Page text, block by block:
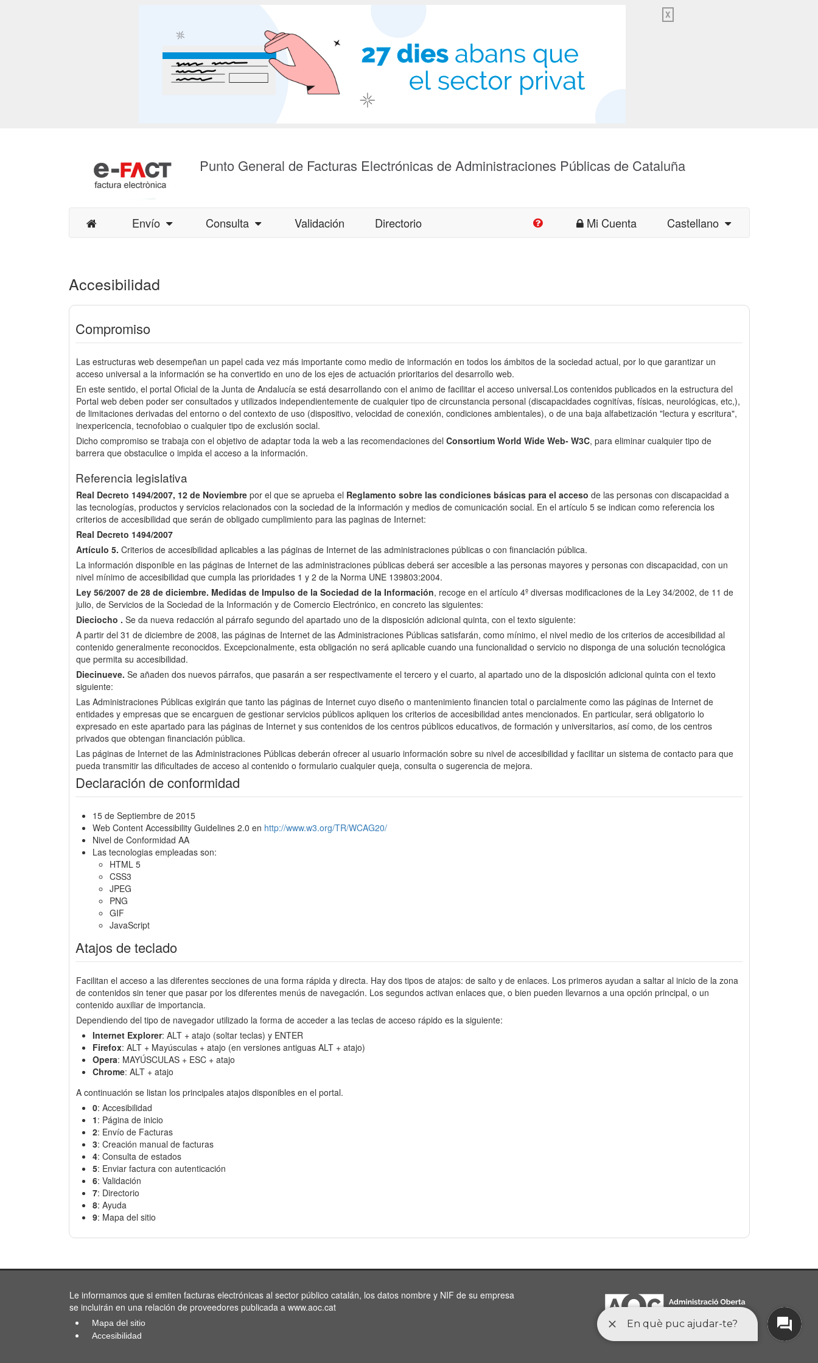
X
Punto General de Facturas Electrónicas de Administraciones Públicas de Cataluña
Envío Consulta Validación Directorio Mi Cuenta Castellano
Accesibilidad
Compromiso
Las estructuras web desempeñan un papel cada vez más importante como medio de información en todos los ámbitos de la sociedad actual, por lo que garantizar un
acceso universal a la información se ha convertido en uno de los ejes de actuación prioritarios del desarrollo web.
En este sentido, el portal Oficial de la Junta de Andalucía se está desarrollando con el animo de facilitar el acceso universal.Los contenidos publicados en la estructura del
Portal web deben poder ser consultados y utilizados independientemente de cualquier tipo de circunstancia personal (discapacidades cognitívas, físicas, neurológicas, etc,),
de limitaciones derivadas del entorno o del contexto de uso (dispositivo, velocidad de conexión, condiciones ambientales), o de una baja alfabetización "lectura y escritura",
inexpericencia, tecnofobiao o cualquier tipo de exclusión social.
Dicho compromiso se trabaja con el objetivo de adaptar toda la web a las recomendaciones del Consortium World Wide Web- W3C, para eliminar cualquier tipo de
barrera que obstaculice o impida el acceso a la información.
Referencia legislativa
Real Decreto 1494/2007, 12 de Noviembre por el que se aprueba el Reglamento sobre las condiciones básicas para el acceso de las personas con discapacidad a
las tecnologías, productos y servicios relacionados con la sociedad de la información y medios de comunicación social. En el artículo 5 se indican como referencia los
criterios de accesibilidad que serán de obligado cumplimiento para las paginas de Internet:
Real Decreto 1494/2007
Artículo 5. Criterios de accesibilidad aplicables a las páginas de Internet de las administraciones públicas o con financiación pública.
La información disponible en las páginas de Internet de las administraciones públicas deberá ser accesible a las personas mayores y personas con discapacidad, con un
nivel mínimo de accesibilidad que cumpla las prioridades 1 y 2 de la Norma UNE 139803:2004.
Ley 56/2007 de 28 de diciembre. Medidas de Impulso de la Sociedad de la Información, recoge en el artículo 4º diversas modificaciones de la Ley 34/2002, de 11 de
julio, de Servicios de la Sociedad de la Información y de Comercio Electrónico, en concreto las siguientes:
Dieciocho . Se da nueva redacción al párrafo segundo del apartado uno de la disposición adicional quinta, con el texto siguiente:
A partir del 31 de diciembre de 2008, las páginas de Internet de las Administraciones Públicas satisfarán, como mínimo, el nivel medio de los criterios de accesibilidad al
contenido generalmente reconocidos. Excepcionalmente, esta obligación no será aplicable cuando una funcionalidad o servicio no disponga de una solución tecnológica
que permita su accesibilidad.
Diecinueve. Se añaden dos nuevos párrafos, que pasarán a ser respectivamente el tercero y el cuarto, al apartado uno de la disposición adicional quinta con el texto
siguiente:
Las Administraciones Públicas exigirán que tanto las páginas de Internet cuyo diseño o mantenimiento financien total o parcialmente como las páginas de Internet de
entidades y empresas que se encarguen de gestionar servicios públicos apliquen los criterios de accesibilidad antes mencionados. En particular, será obligatorio lo
expresado en este apartado para las páginas de Internet y sus contenidos de los centros públicos educativos, de formación y universitarios, así como, de los centros
privados que obtengan financiación pública.
Las páginas de Internet de las Administraciones Públicas deberán ofrecer al usuario información sobre su nivel de accesibilidad y facilitar un sistema de contacto para que
pueda transmitir las dificultades de acceso al contenido o formulario cualquier queja, consulta o sugerencia de mejora.
Declaración de conformidad
15 de Septiembre de 2015
Web Content Accessibility Guidelines 2.0 en http://www.w3.org/TR/WCAG20/
Nivel de Conformidad AA
Las tecnologias empleadas son:
HTML 5
CSS3
JPEG
PNG
GIF
JavaScript
Atajos de teclado
Facilitan el acceso a las diferentes secciones de una forma rápida y directa. Hay dos tipos de atajos: de salto y de enlaces. Los primeros ayudan a saltar al inicio de la zona
de contenidos sin tener que pasar por los diferentes menús de navegación. Los segundos activan enlaces que, o bien pueden llevarnos a una opción principal, o un
contenido auxiliar de importancia.
Dependiendo del tipo de navegador utilizado la forma de acceder a las teclas de acceso rápido es la siguiente:
Internet Explorer: ALT + atajo (soltar teclas) y ENTER
Firefox: ALT + Mayúsculas + atajo (en versiones antiguas ALT + atajo)
Opera: MAYÚSCULAS + ESC + atajo
Chrome: ALT + atajo
A continuación se listan los principales atajos disponibles en el portal.
0: Accesibilidad
1: Página de inicio
2: Envío de Facturas
3: Creación manual de facturas
4: Consulta de estados
5: Enviar factura con autenticación
6: Validación
7: Directorio
8: Ayuda
9: Mapa del sitio
Le informamos que si emiten facturas electrónicas al sector público catalán, los datos nombre y NIF de su empresa
se incluirán en una relación de proveedores publicada a www.aoc.cat
Mapa del sitio
Accesibilidad